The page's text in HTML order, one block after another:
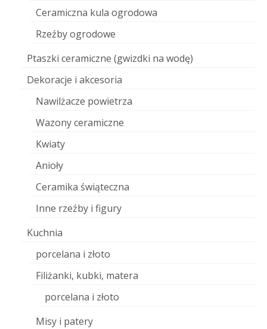
Ceramiczna kula ogrodowa
Rzeźby ogrodowe
Ptaszki ceramiczne (gwizdki na wodę)
Dekoracje i akcesoria
Nawilżacze powietrza
Wazony ceramiczne
Kwiaty
Anioły
Ceramika świąteczna
Inne rzeźby i figury
Kuchnia
porcelana i złoto
Filiżanki, kubki, matera
porcelana i złoto
Misy i patery